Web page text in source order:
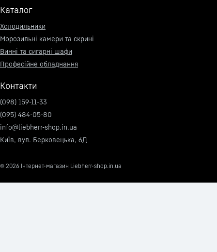
Каталог
Холодильники
Морозильні камери та скрині
Винні та сигарні шафи
Професійне обладнання
Контакти
(098) 159-11-33
(095) 484-05-80
info@liebherr-shop.in.ua
Київ, вул. Берковецька, 6Д
© 2026 Інтернет-магазин Liebherr-shop.in.ua